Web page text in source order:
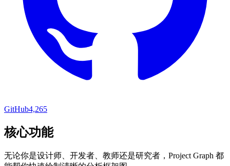
GitHub4,265
核心功能
无论你是设计师、开发者、教师还是研究者，Project Graph 都